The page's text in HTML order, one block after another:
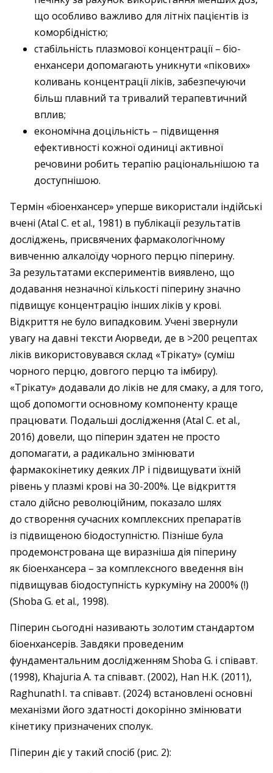
що особливо важливо для літніх пацієнтів із
коморбідністю;
стабільність плазмової концентрації – біо­
енхансери допомагають уникнути «пікових»
коливань концентрації ліків, забезпечуючи
більш плавний та тривалий терапевтичний
вплив;
економічна доцільність – підвищення
ефективності кожної одиниці активної
речовини робить терапію раціональнішою та
доступнішою.
Термін «біоенхансер» уперше використали індійські
вчені (Atal C. et al., 1981) в публікації результатів
досліджень, присвячених фармакологічному
вивченню алкалоїду чорного перцю піперину.
За результатами експериментів виявлено, що
додавання незначної кількості піперину значно
підвищує концентрацію інших ліків у крові.
Відкриття не було випадковим. Учені звернули
увагу на давні тексти Аюрведи, де в >200 рецептах
ліків використовувався склад «Трікату» (суміш
чорного перцю, довгого перцю та імбиру).
«Трікату» додавали до ліків не для смаку, а для того,
щоб допомогти основному компоненту краще
працювати. Подальші дослідження (Atal C. et al.,
2016) довели, що піперин здатен не просто
допомагати, а радикально змінювати
фармакокінетику деяких ЛР і підвищувати їхній
рівень у плазмі крові на 30-200%. Це відкриття
стало дійсно революційним, показало шлях
до створення сучасних комплексних препаратів
із підвищеною біодоступністю. Пізніше була
продемонстрована ще виразніша дія піперину
як біоенхансера – за комплексного введення він
підвищував біодоступність куркуміну на 2000% (!)
(Shoba G. et al., 1998).
Піперин сьогодні називають золотим стандартом
біоенхансерів. Завдяки проведеним
фундаментальним дослідженням Shoba G. і спів­авт.
(1998), Khajuria A. та співавт. (2002), Han H.K. (2011),
Raghunath I. та співавт. (2024) встановлені основні
механізми його здатності докорінно змінювати
кінетику призначених сполук.
Піперин діє у такий спосіб (рис. 2):